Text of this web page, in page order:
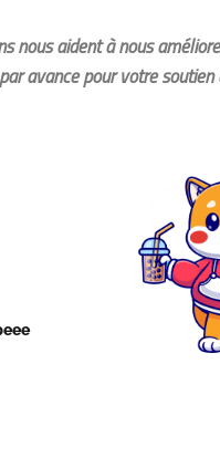
nous aident à nous
avance pour votre soutien